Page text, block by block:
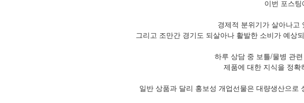
이번 포스
경제적 분위기가 살아나고
그리고 조만간 경기도 되살아나 활발한 소비가 예상
하루 상담 중 보틀/물병 관
제품에 대한 지식을 정
일반 상품과 달리 홍보성 개업선물은 대량생산으